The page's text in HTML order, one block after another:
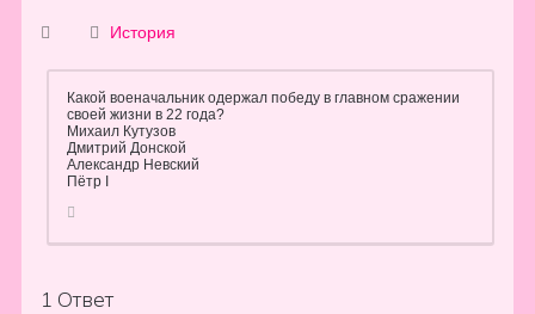
История
Какой военачальник одержал победу в главном сражении
своей жизни в 22 года?
Михаил Кутузов
Дмитрий Донской
Александр Невский
Пётр I
1 Ответ